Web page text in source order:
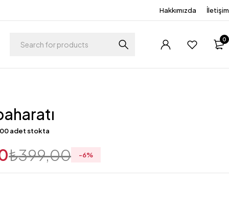
Hakkımızda İletişim
0
adet stokta
₺399,00 -6%